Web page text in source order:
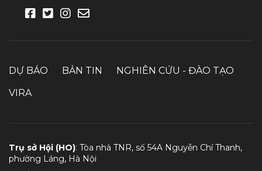
DỰ BÁO BẢN TIN
NGHIÊN CỨU - ĐÀO TẠO
VIRA
Trụ sở Hội (HO): Tòa nhà TNR, số 54A Nguyễn Chí Thanh,
phường Láng, Hà Nội